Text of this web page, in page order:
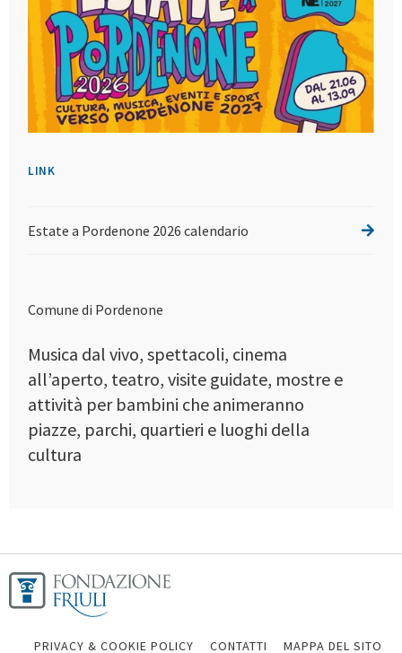
LINK
Estate a Pordenone 2026 calendario
Comune di Pordenone
Musica dal vivo, spettacoli, cinema
all’aperto, teatro, visite guidate, mostre e
attività per bambini che animeranno
piazze, parchi, quartieri e luoghi della
cultura
PRIVACY & COOKIE POLICY CONTATTI MAPPA DEL SITO